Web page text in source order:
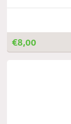
€8,00